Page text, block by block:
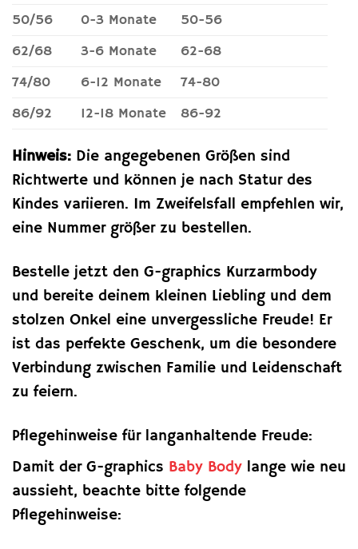
50/56
0-3 Monate
50-56
62/68
3-6 Monate
62-68
74/80
6-12 Monate
74-80
86/92
12-18 Monate 86-92
Hinweis: Die angegebenen Größen sind
Richtwerte und können je nach Statur des
Kindes variieren. Im Zweifelsfall empfehlen wir,
eine Nummer größer zu bestellen.
Bestelle jetzt den G-graphics Kurzarmbody
und bereite deinem kleinen Liebling und dem
stolzen Onkel eine unvergessliche Freude! Er
ist das perfekte Geschenk, um die besondere
Verbindung zwischen Familie und Leidenschaft
zu feiern.
Pflegehinweise für langanhaltende Freude:
Damit der G-graphics Baby Body lange wie neu
aussieht, beachte bitte folgende
Pflegehinweise: